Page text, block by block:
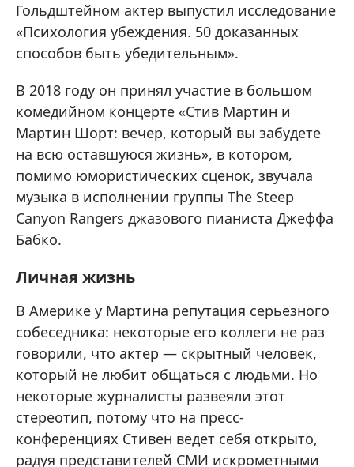
Гольдштейном актер выпустил исследование
«Психология убеждения. 50 доказанных
способов быть убедительным».
В 2018 году он принял участие в большом
комедийном концерте «Стив Мартин и
Мартин Шорт: вечер, который вы забудете
на всю оставшуюся жизнь», в котором,
помимо юмористических сценок, звучала
музыка в исполнении группы The Steep
Canyon Rangers джазового пианиста Джеффа
Бабко.
Личная жизнь
В Америке у Мартина репутация серьезного
собеседника: некоторые его коллеги не раз
говорили, что актер — скрытный человек,
который не любит общаться с людьми. Но
некоторые журналисты развеяли этот
стереотип, потому что на пресс-
конференциях Стивен ведет себя открыто,
радуя представителей СМИ искрометными